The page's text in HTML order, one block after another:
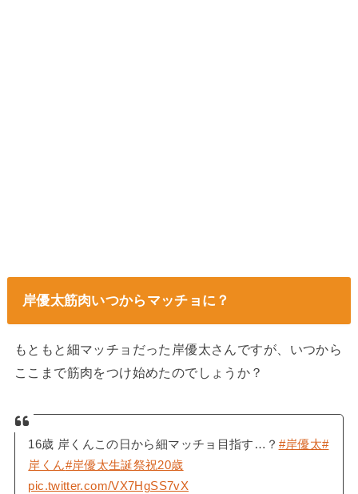
岸優太筋肉いつからマッチョに？
もともと細マッチョだった岸優太さんですが、いつから
ここまで筋肉をつけ始めたのでしょうか？
16歳 岸くんこの日から細マッチョ目指す…？ #岸優太#
岸くん#岸優太生誕祭祝20歳
pic.twitter.com/VX7HgSS7vX